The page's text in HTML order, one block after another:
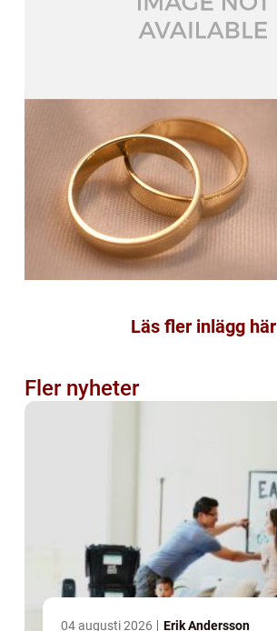
Läs fler inlägg här
Fler nyheter
04 augusti 2026 Erik Andersson